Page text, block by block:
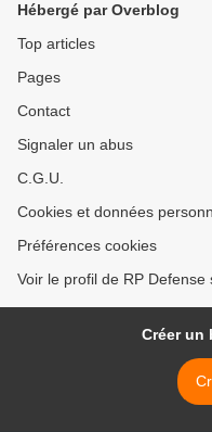
Hébergé par Overblog
Top articles
Pages
Contact
Signaler un abus
C.G.U.
Cookies et données
Préférences cookies
Voir le profil de RP
Créer un